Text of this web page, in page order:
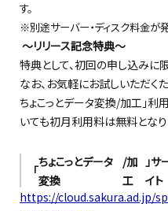
す。
※別途サーバー・ディスク料金が
～リリース記念特典～
特典として、初回の申し込みに
なお、 お気軽にお試しいただく
ちょこっとデータ変換/加工 」利
いても初月利用料は無料となり
「
ちょこっとデータ
変換
/加
工
」
イト
https://cloud.sakura.ad.jp/